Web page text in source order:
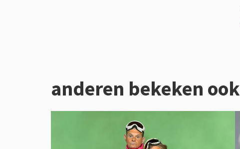
anderen bekeken ook